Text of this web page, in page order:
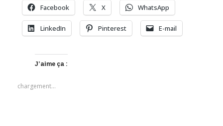
Facebook X WhatsApp
LinkedIn Pinterest E-mail
J’aime ça :
chargement…